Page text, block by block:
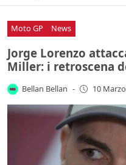
Moto GP News
Jorge Lorenzo
Miller: i retroscena
Bellan Bellan - 10